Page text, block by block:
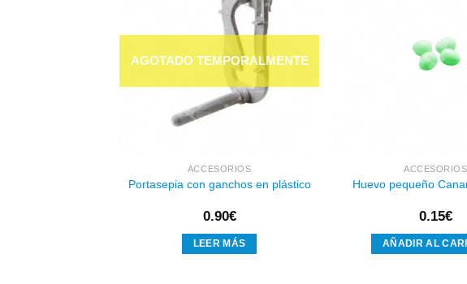
deseos
ACCESORIOS
Portasepia con ganchos en plástico
0.90€
LEER MÁS
ACCESORIOS
Huevo pequeño
0.15€
AÑADIR AL